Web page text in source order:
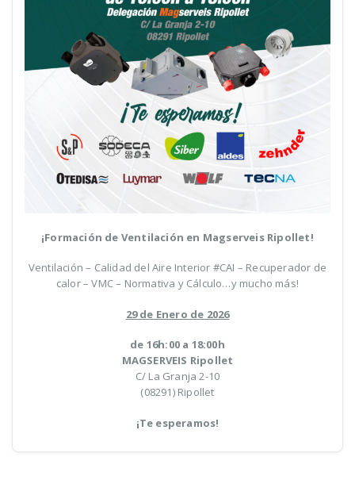
¡Formación de Ventilación en Magserveis Ripollet!
Ventilación – Calidad del Aire Interior #CAI – Recuperador de
calor – VMC – Normativa y Cálculo…y mucho más!
29 de Enero de 2026
de 16h:00 a 18:00h
MAGSERVEIS Ripollet
C/ La Granja 2-10
(08291) Ripollet
¡Te esperamos!